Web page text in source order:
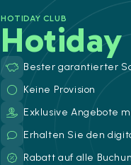
HOTIDAY CLUB
Hotiday
Bester garantierter
Keine Provision
Exklusive Angebote
Erhalten Sie den
Rabatt auf alle